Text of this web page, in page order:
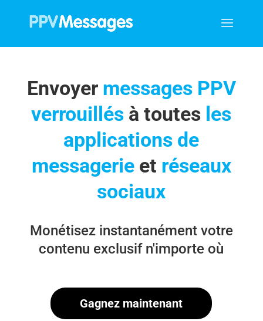
Envoyermessages PPV
verrouillés à toutes les
applications de
messagerie et réseaux
sociaux
Monétisez instantanément votre
contenu exclusif n'importe où
Gagnez maintenant